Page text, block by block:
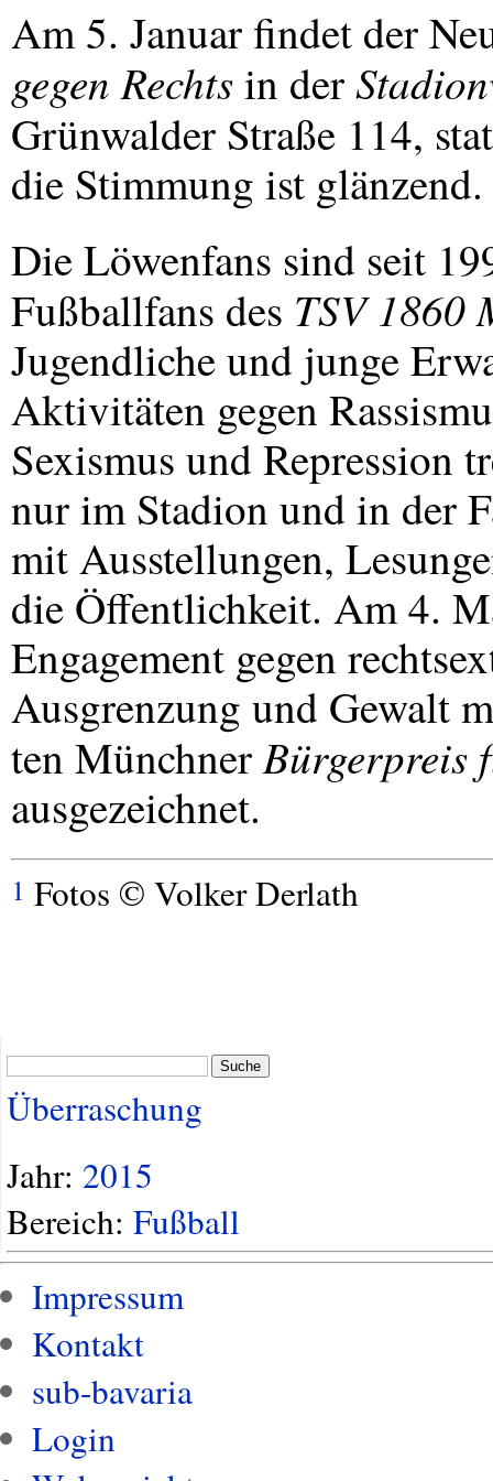
Am 5. Januar findet der
gegen Rechtsin der
Grünwalder Straße 114,
die Stimmung ist glänzend.
Die Löwenfans sind seit
Fußballfans des TSV1860
Jugendliche und junge
Aktivitäten gegen
Sexismus und Repression
nur im Stadion und in der
mit Ausstellungen,
die Öffentlichkeit. Am 4.
Engagement gegen
Ausgrenzung und Gewalt
ten MünchnerBürgerpreis
ausgezeichnet.
1 Fotos © Volker Derlath
Suche
Überraschung
Jahr: 2015
Bereich: Fußball
Impressum
Kontakt
sub-bavaria
Login